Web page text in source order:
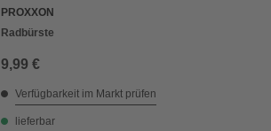
PROXXON
Radbürste
9,99 €
Verfügbarkeit im Markt prüfen
lieferbar